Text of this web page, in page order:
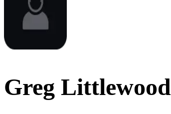
Greg Littlewood